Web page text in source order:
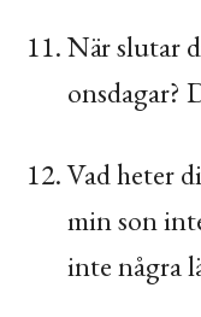
När slutar
onsdagar?
Vad heter
min son
inte några